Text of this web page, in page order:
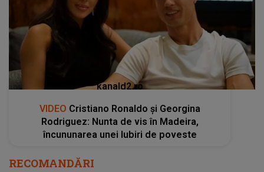
kanald2.ro
VIDEO Cristiano Ronaldo și Georgina
Rodriguez: Nunta de vis în Madeira,
încununarea unei Iubiri de poveste
RECOMANDĂRI